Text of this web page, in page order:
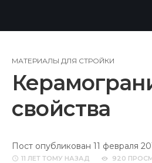
МАТЕРИАЛЫ ДЛЯ СТРОЙКИ
свойства
Пост опубликован 11 февраля
11 ЛЕТ ТОМУ НАЗАД 920